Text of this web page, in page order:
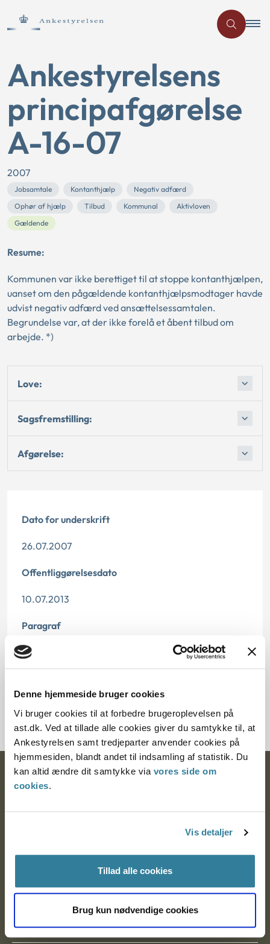
Denne hjemmeside bruger cookies
Vi bruger cookies til at forbedre brugeroplevelsen på
ast.dk. Ved at tillade alle cookies giver du samtykke til, at
Ankestyrelsen samt tredjeparter anvender cookies på
hjemmesiden, blandt andet til indsamling af statistik. Du
kan altid ændre dit samtykke via vores side om
cookies.
Vis detaljer
Tillad alle cookies
Brug kun nødvendige cookies
Ankestyrelsens
principafgørelse
A-16-07
2007
Jobsamtale Kontanthjælp
Negativ adfærd
Ophør af hjælp
Tilbud Kommunal
Aktivloven
Gældende
Resume:
Kommunen var ikke berettiget til at stoppe kontanthjælpen,
uanset om den pågældende kontanthjælpsmodtager havde
udvist negativ adfærd ved ansættelsessamtalen.
Begrundelse var, at der ikke forelå et åbent tilbud om
arbejde. *)
Love:
Sagsfremstilling:
Afgørelse:
Dato for underskrift
26.07.2007
Offentliggørelsesdato
10.07.2013
Paragraf
§ 13 § 41
2000092-07
Ankestyrelsen
Ankestyrelsen Aalborg
Ankestyrelsen København